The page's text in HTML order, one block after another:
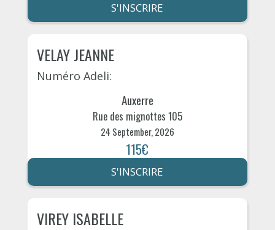
S'INSCRIRE
VELAY JEANNE
Numéro Adeli:
Auxerre
Rue des mignottes 105
24 September, 2026
115€
S'INSCRIRE
VIREY ISABELLE